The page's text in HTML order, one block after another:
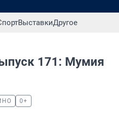
ВыставкиДругое
171: Мумия
0+